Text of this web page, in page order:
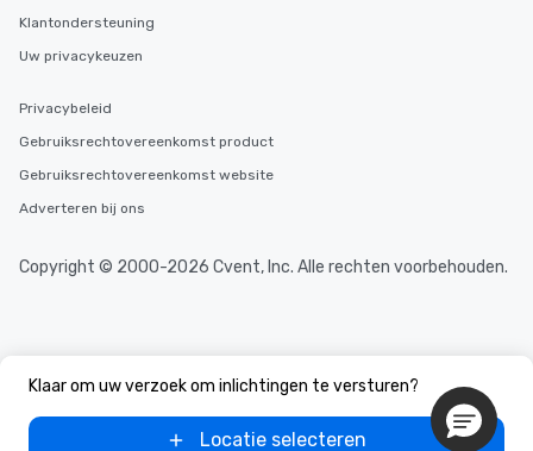
Klaar om uw verzoek om inlichtingen te versturen?
Locatie selecteren
Klantondersteuning
Uw privacykeuzen
Privacybeleid
Gebruiksrechtovereenkomst product
Gebruiksrechtovereenkomst website
Adverteren bij ons
Copyright © 2000-2026 Cvent, Inc. Alle rechten voorbehouden.